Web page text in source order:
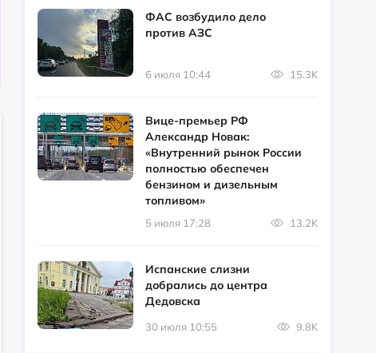
ФАС возбудило дело
против АЗС
6 июля 10:44 15.3K
Вице-премьер РФ
Александр Новак:
«Внутренний рынок России
полностью обеспечен
бензином и дизельным
топливом»
5 июля 17:28 13.2K
Испанские слизни
добрались до центра
Дедовска
30 июля 10:55 9.8K